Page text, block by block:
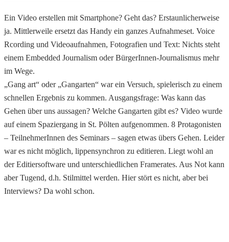
Ein Video erstellen mit Smartphone? Geht das? Erstaunlicherweise
ja. Mittlerweile ersetzt das Handy ein ganzes Aufnahmeset. Voice
Rcording und Videoaufnahmen, Fotografien und Text: Nichts steht
einem Embedded Journalism oder BürgerInnen-Journalismus mehr
im Wege.
„Gang art“ oder „Gangarten“ war ein Versuch, spielerisch zu einem
schnellen Ergebnis zu kommen. Ausgangsfrage: Was kann das
Gehen über uns aussagen? Welche Gangarten gibt es? Video wurde
auf einem Spaziergang in St. Pölten aufgenommen. 8 Protagonisten
– TeilnehmerInnen des Seminars – sagen etwas übers Gehen. Leider
war es nicht möglich, lippensynchron zu editieren. Liegt wohl an
der Editiersoftware und unterschiedlichen Framerates. Aus Not kann
aber Tugend, d.h. Stilmittel werden. Hier stört es nicht, aber bei
Interviews? Da wohl schon.